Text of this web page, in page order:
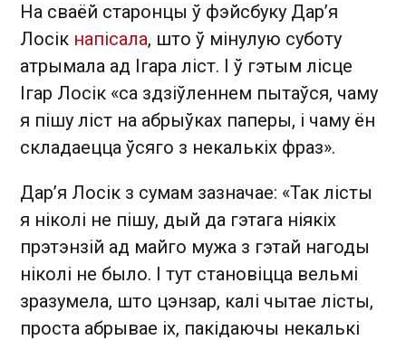
На сваёй старонцы ў фэйсбуку Дар’я
Лосік напісала, што ў мінулую суботу
атрымала ад Ігара ліст. І ў гэтым лісце
Ігар Лосік «са здзіўленнем пытаўся, чаму
я пішу ліст на абрыўках паперы, і чаму ён
складаецца ўсяго з некалькіх фраз».
Дар’я Лосік з сумам зазначае: «Так лісты
я ніколі не пішу, дый да гэтага ніякіх
прэтэнзій ад майго мужа з гэтай нагоды
ніколі не было. І тут становіцца вельмі
зразумела, што цэнзар, калі чытае лісты,
проста абрывае іх, пакідаючы некалькі